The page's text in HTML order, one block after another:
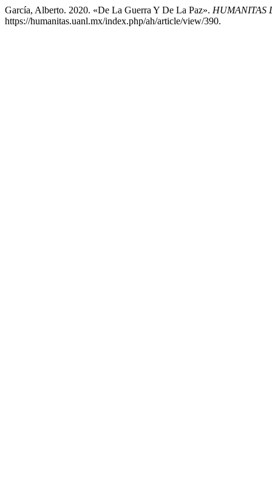
García, Alberto. 2020. «De La Guerra Y De La Paz». HUMANITAS
https://humanitas.uanl.mx/index.php/ah/article/view/390.